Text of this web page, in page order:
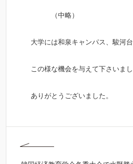
（中略）
大学には和泉キャンパス、駿河
この様な機会を与えて下さいま
ありがとうございました。